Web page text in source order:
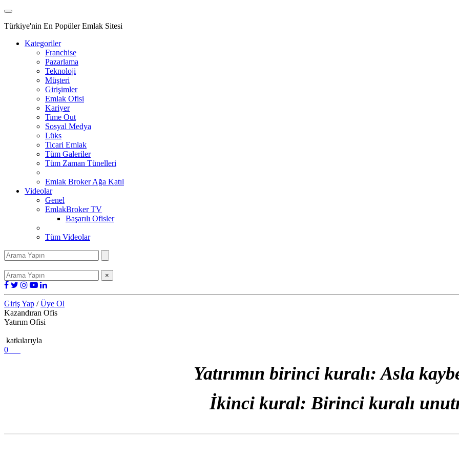
Türkiye'nin En Popüler Emlak Sitesi
Kategoriler
Franchise
Pazarlama
Teknoloji
Müşteri
Girişimler
Emlak Ofisi
Kariyer
Time Out
Sosyal Medya
Lüks
Ticari Emlak
Tüm Galeriler
Tüm Zaman Tünelleri
Emlak Broker Ağa Katıl
Videolar
Genel
EmlakBroker TV
Başarılı Ofisler
Tüm Videolar
×
Giriş Yap /Üye Ol
Kazandıran Ofis
Yatırım Ofisi
katkılarıyla
0
Yatırımın birinci kuralı: Asla
İkinci kural: Birinci kuralı